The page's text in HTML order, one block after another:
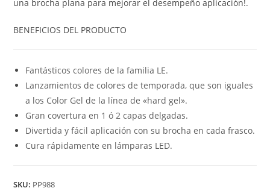
una brocha plana para mejorar el desempeño aplicación!.
BENEFICIOS DEL PRODUCTO
Fantásticos colores de la familia LE.
Lanzamientos de colores de temporada, que son iguales
a los Color Gel de la línea de «hard gel».
Gran covertura en 1 ó 2 capas delgadas.
Divertida y fácil aplicación con su brocha en cada frasco.
Cura rápidamente en lámparas LED.
SKU: PP988